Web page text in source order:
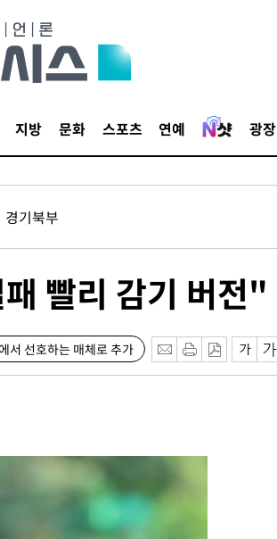
지방 문화 스포츠 연예 광장
경기북부
빨리 감기 버전"
서 선호하는 매체로 추가